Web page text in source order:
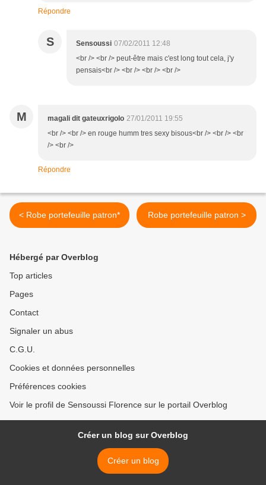
Répondre
S Sensoussi 07/02/2011 12:48
<br /> <br /> peut-être mais c'est long tout cela, j'y
pensais<br /> <br /> <br /> <br />
M magali dit gateuxrigolo 27/01/2011 19:55
<br /> <br /> en rouge humm tres sexy bisous<br /> <br /> <br
/> <br />
Répondre
< Robe portefeuille patron* Robe portefeuille patron >
Hébergé par Overblog
Top articles
Pages
Contact
Signaler un abus
C.G.U.
Cookies et données personnelles
Préférences cookies
Voir le profil de Sensoussi Florence sur le portail Overblog
Créer un blog sur Overblog
Créer un blog